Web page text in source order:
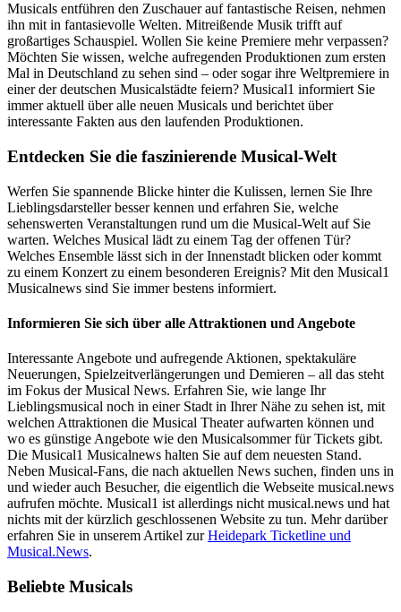
Musicals entführen den Zuschauer auf fantastische Reisen, nehmen
ihn mit in fantasievolle Welten. Mitreißende Musik trifft auf
großartiges Schauspiel. Wollen Sie keine Premiere mehr verpassen?
Möchten Sie wissen, welche aufregenden Produktionen zum ersten
Mal in Deutschland zu sehen sind – oder sogar ihre Weltpremiere in
einer der deutschen Musicalstädte feiern? Musical1 informiert Sie
immer aktuell über alle neuen Musicals und berichtet über
interessante Fakten aus den laufenden Produktionen.
Entdecken Sie die faszinierende Musical-Welt
Werfen Sie spannende Blicke hinter die Kulissen, lernen Sie Ihre
Lieblingsdarsteller besser kennen und erfahren Sie, welche
sehenswerten Veranstaltungen rund um die Musical-Welt auf Sie
warten. Welches Musical lädt zu einem Tag der offenen Tür?
Welches Ensemble lässt sich in der Innenstadt blicken oder kommt
zu einem Konzert zu einem besonderen Ereignis? Mit den Musical1
Musicalnews sind Sie immer bestens informiert.
Informieren Sie sich über alle Attraktionen und Angebote
Interessante Angebote und aufregende Aktionen, spektakuläre
Neuerungen, Spielzeitverlängerungen und Demieren – all das steht
im Fokus der Musical News. Erfahren Sie, wie lange Ihr
Lieblingsmusical noch in einer Stadt in Ihrer Nähe zu sehen ist, mit
welchen Attraktionen die Musical Theater aufwarten können und
wo es günstige Angebote wie den Musicalsommer für Tickets gibt.
Die Musical1 Musicalnews halten Sie auf dem neuesten Stand.
Neben Musical-Fans, die nach aktuellen News suchen, finden uns in
und wieder auch Besucher, die eigentlich die Webseite musical.news
aufrufen möchte. Musical1 ist allerdings nicht musical.news und hat
nichts mit der kürzlich geschlossenen Website zu tun. Mehr darüber
erfahren Sie in unserem Artikel zurHeidepark Ticketline und
Musical.News.
Beliebte Musicals